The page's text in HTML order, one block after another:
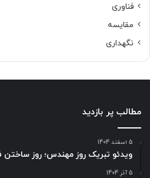
فناوری
مقایسه
نگهداری
مطالب پر بازدید
5 اسفند 1404
ویدئو تبریک روز مهندس؛ روز ساختن
5 آذر 1404